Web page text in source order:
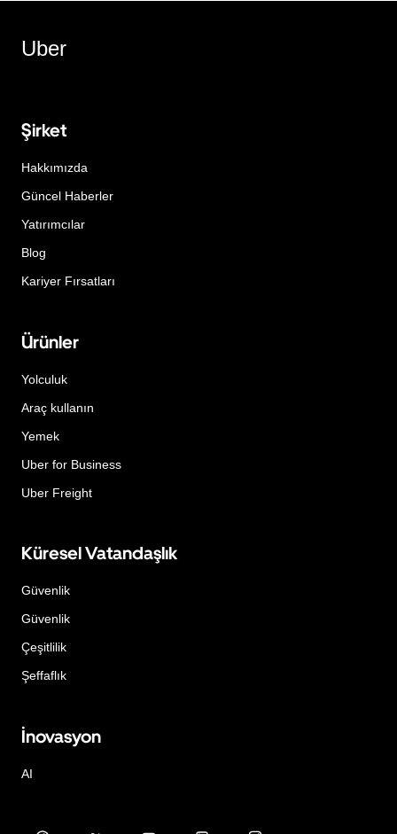
Uber
Şirket
Hakkımızda
Güncel Haberler
Yatırımcılar
Blog
Kariyer Fırsatları
Ürünler
Yolculuk
Araç kullanın
Yemek
Uber for Business
Uber Freight
Küresel Vatandaşlık
Güvenlik
Güvenlik
Çeşitlilik
Şeffaflık
İnovasyon
AI